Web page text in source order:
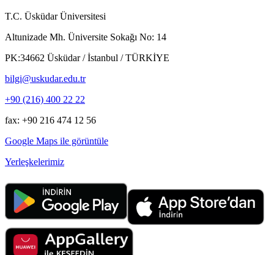
T.C. Üsküdar Üniversitesi
Altunizade Mh. Üniversite Sokağı No: 14
PK:34662 Üsküdar / İstanbul / TÜRKİYE
bilgi@uskudar.edu.tr
+90 (216) 400 22 22
fax: +90 216 474 12 56
Google Maps ile görüntüle
Yerleşkelerimiz